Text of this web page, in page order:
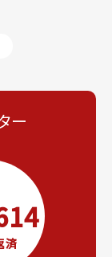
ー
済